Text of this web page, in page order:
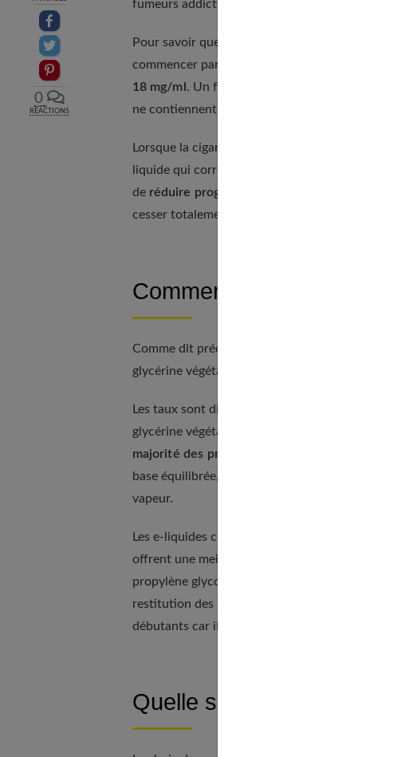
Partager sur facebook
Partager sur Twitter
Epingler sur Pinterest
0
RÉACTIONS
fumeurs addicts au tabac.
Pour savoir quel e-liquide choisir, il faut tenir
commencer par un produit qui contient une
18 mg/ml . Un fumeur plus modéré pour se
ne contiennent pas du tout de nicotine.
Lorsque la cigarette électronique est utilisée pour
liquide qui corresponde à ses habitudes de
de réduire progressivement le taux de nicotine
cesser totalement de vapoter.
Comment interpréter le
Comme dit précédemment, le taux PG/VG
glycérine végétale.
Les taux sont différents selon les e-liquides
glycérine végétale ou l’inverse soit 80 % de
majorité des produits se compose de la même
base équilibrée, les vapoteurs ont l’assurance
vapeur.
Les e-liquides contenant une plus grande
offrent une meilleure restitution des arômes. À
propylène glycol vont augmenter cette sensation
restitution des saveurs. Un e-liquide avec une
débutants car il va les aider à s’habituer à la
Quelle saveur choisir pour